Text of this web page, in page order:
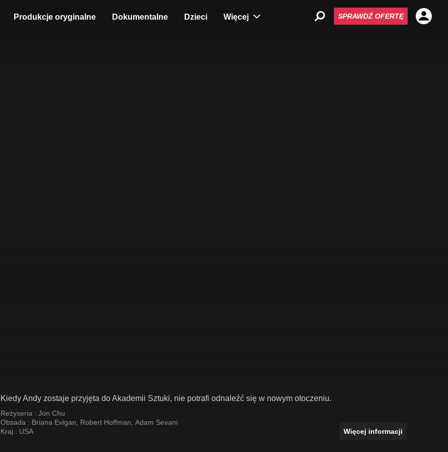
Produkcje oryginalne Dokumentalne Dzieci Więcej SPRAWDŹ OFERTĘ
Kiedy Andy zostaje przyjęta do Akademii Sztuki, nie potrafi odnaleźć się w nowym otoczeniu.
Reżyseria : Jon Chu
Obsada : Briana Evigan Robert Hoffman Adam Sevani
Kraj : USA Więcej informacji